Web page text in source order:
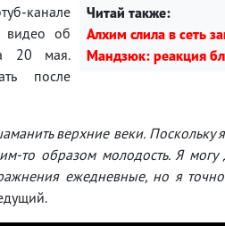
Читай также:
Алхим слила в сеть
Мандзюк: реакция
канале
видео об
20 мая.
после
верхние веки. Поскольку
то образом молодость. Я могу
ежедневные, но я